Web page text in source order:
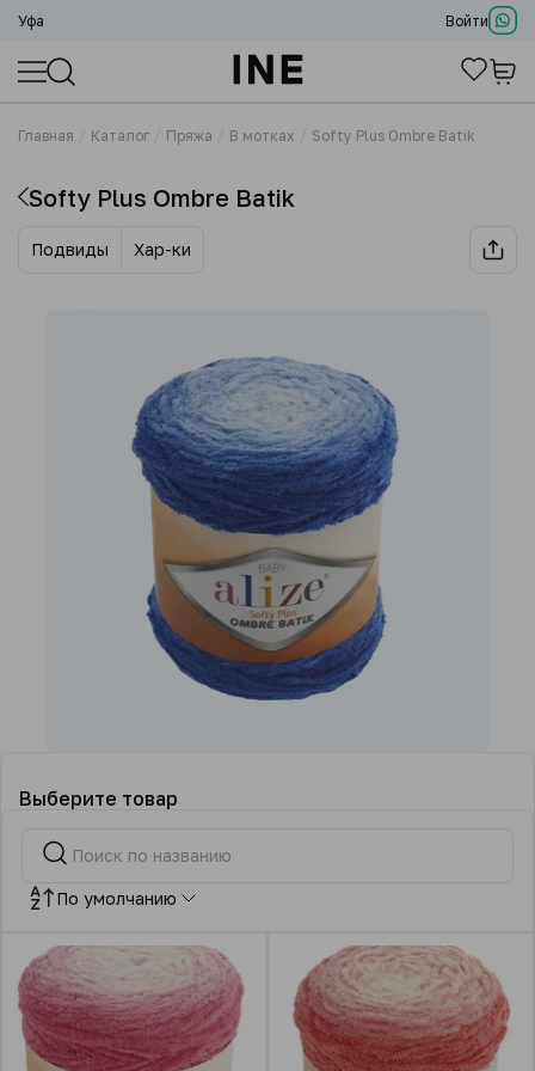
Уфа Войти
Главная Каталог Пряжа В мотках Softy Plus Ombre Batik
Softy Plus Ombre Batik
Подвиды Хар-ки
Выберите товар
По умолчанию